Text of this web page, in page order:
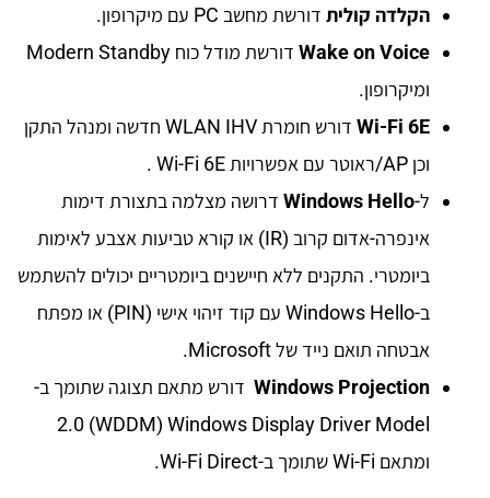
הקלדה קולית דורשת מחשב PC עם מיקרופון.
Wake on Voice
דורשת מודל כוח Modern Standby
ומיקרופון.
Wi-Fi 6E
דורש חומרת WLAN IHV חדשה ומנהל התקן
וכן AP/ראוטר עם אפשרויות Wi-Fi 6E .
ל-Windows Hello דרושה מצלמה בתצורת דימות
אינפרה-אדום קרוב (IR) או קורא טביעות אצבע לאימות
ביומטרי. התקנים ללא חיישנים ביומטריים יכולים להשתמש
ב-Windows Hello עם קוד זיהוי אישי (PIN) או מפתח
אבטחה תואם נייד של Microsoft.
Windows Projection דורש מתאם תצוגה שתומך ב-
Windows Display Driver Model‏ (WDDM‏) 2.0
ומתאם Wi-Fi שתומך ב-Wi-Fi Direct.